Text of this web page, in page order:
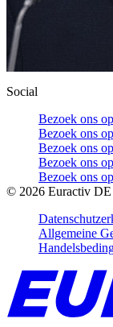
Social
Bezoek ons
Bezoek ons
Bezoek ons
Bezoek ons
Bezoek ons
© 2026 Euractiv DE
Allgemeine